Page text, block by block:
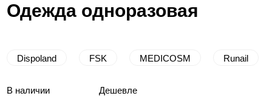
Одежда одноразовая
Dispoland FSK MEDICOSM Runail
В наличии
Дешевле